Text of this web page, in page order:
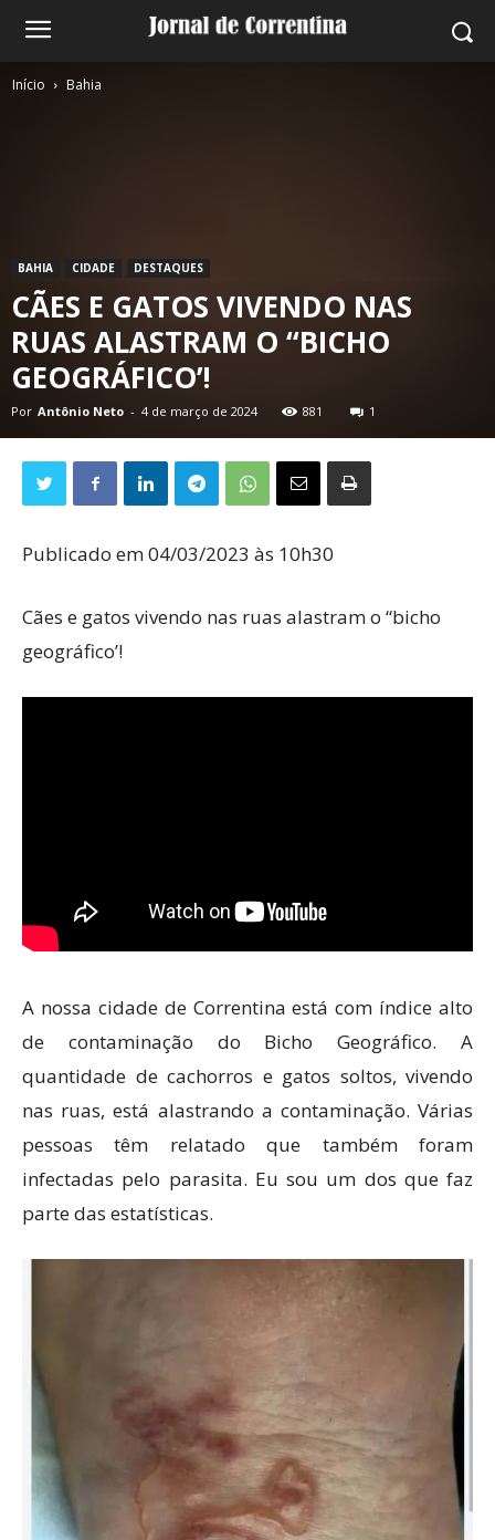
Início Bahia
BAHIA CIDADE DESTAQUES
CÃES E GATOS VIVENDO NAS
RUAS ALASTRAM O “BICHO
GEOGRÁFICO’!
Por Antônio Neto - 4 de março de 2024 881 1
Publicado em 04/03/2023 às 10h30
Cães e gatos vivendo nas ruas alastram o “bicho
geográfico’!
A nossa cidade de Correntina está com índice alto
de contaminação do Bicho Geográfico. A
quantidade de cachorros e gatos soltos, vivendo
nas ruas, está alastrando a contaminação. Várias
pessoas têm relatado que também foram
infectadas pelo parasita. Eu sou um dos que faz
parte das estatísticas.